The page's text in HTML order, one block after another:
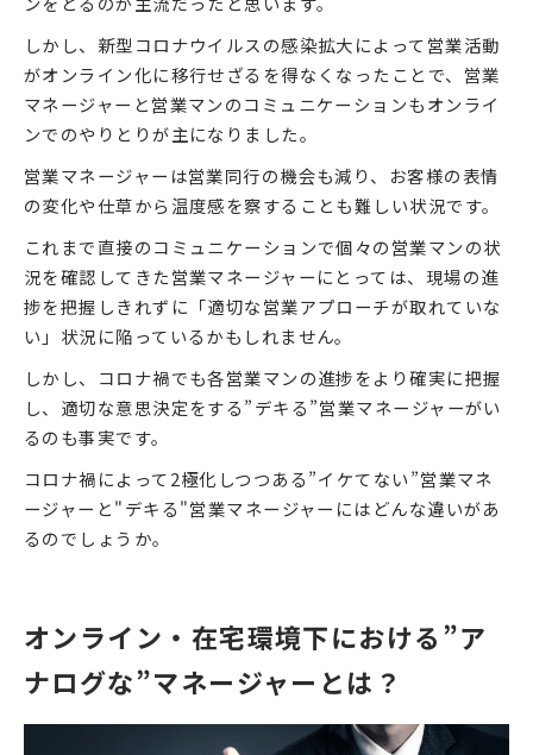
しかし、新型コロナウイルスの感染拡大によって営業活動
がオンライン化に移行せざるを得なくなったことで、営業
マネージャーと営業マンのコミュニケーションもオンライ
ンでのやりとりが主になりました。
営業マネージャーは営業同行の機会も減り、お客様の表情
の変化や仕草から温度感を察することも難しい状況です。
これまで直接のコミュニケーションで個々の営業マンの状
況を確認してきた営業マネージャーにとっては、現場の進
捗を把握しきれずに「適切な営業アプローチが取れていな
い」状況に陥っているかもしれません。
しかし、コロナ禍でも各営業マンの進捗をより確実に把握
し、適切な意思決定をする”デキる”営業マネージャーがい
るのも事実です。
コロナ禍によって2極化しつつある”イケてない”営業マネ
ージャーと"デキる"営業マネージャーにはどんな違いがあ
るのでしょうか。
オンライン・在宅環境下における”ア
ナログな”マネージャーとは？